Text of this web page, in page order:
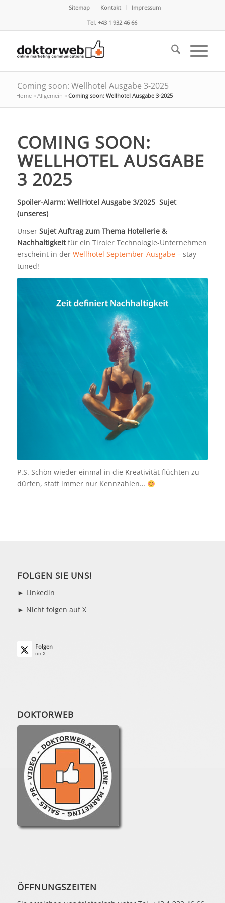
Sitemap Kontakt
Impressum
Tel. +43 1 932 46 66
Coming soon: Wellhotel Ausgabe 3-2025
Home» Allgemein » Coming soon: Wellhotel Ausgabe 3-2025
COMING SOON:
WELLHOTEL AUSGABE
3 2025
Spoiler-Alarm: WellHotel Ausgabe 3/2025 Sujet
(unseres)
Unser SujetAuftrag zum Thema Hotellerie &
Nachhaltigkeitfür ein Tiroler Technologie-Unternehmen
erscheint in der Wellhotel September-Ausgabe– stay
tuned!
P.S. Schön wieder einmal in die Kreativität flüchten zu
dürfen, statt immer nur Kennzahlen…
FOLGEN SIE UNS!
► Linkedin
► Nicht folgen auf X
Folgen
on X
DOKTORWEB
ÖFFNUNGSZEITEN